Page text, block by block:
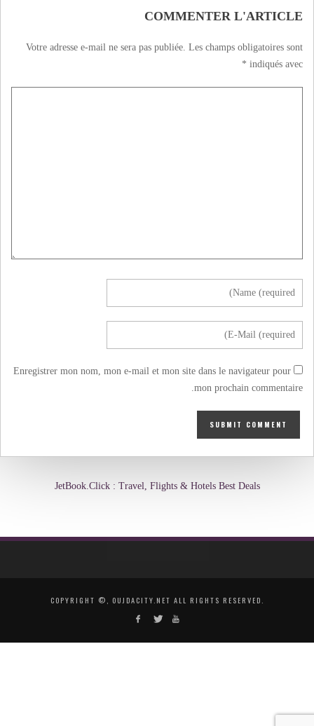
COMMENTER L'ARTICLE
Votre adresse e-mail ne sera pas publiée. Les champs obligatoires sont
indiqués avec
*
Enregistrer mon nom, mon e-mail et mon site dans le navigateur pour
mon prochain commentaire.
JetBook.Click : Travel, Flights & Hotels Best Deals
COPYRIGHT ©, OUJDACITY.NET ALL RIGHTS RESERVED.